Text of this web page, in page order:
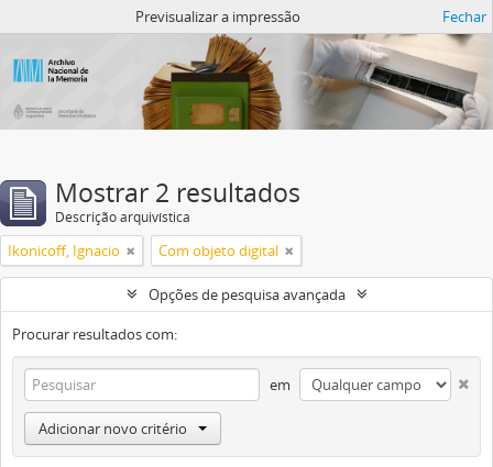
Previsualizar a impressão Fechar
Mostrar 2 resultados
Descrição arquivística
Ikonicoff, Ignacio Com objeto digital
Opções de pesquisa avançada
Procurar resultados com:
em
Adicionar novo critério